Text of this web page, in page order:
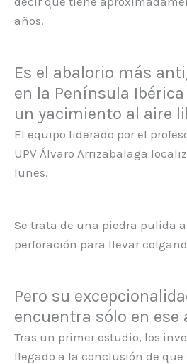
años.
Es el abalorio más
en la Península
un yacimiento al aire
El equipo liderado por el
UPV Álvaro Arrizabalaga
lunes.
Se trata de una piedra pulida
perforación para llevar
Pero su
encuentra sólo en ese
Tras un primer estudio, los
llegado a la conclusión de